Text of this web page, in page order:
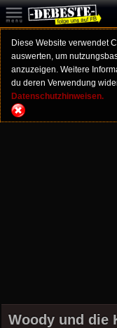
Diese Website verwendet
auswerten, um
anzuzeigen. Weitere
du deren Verwendung
Datenschutzhinweisen.
Woody und die